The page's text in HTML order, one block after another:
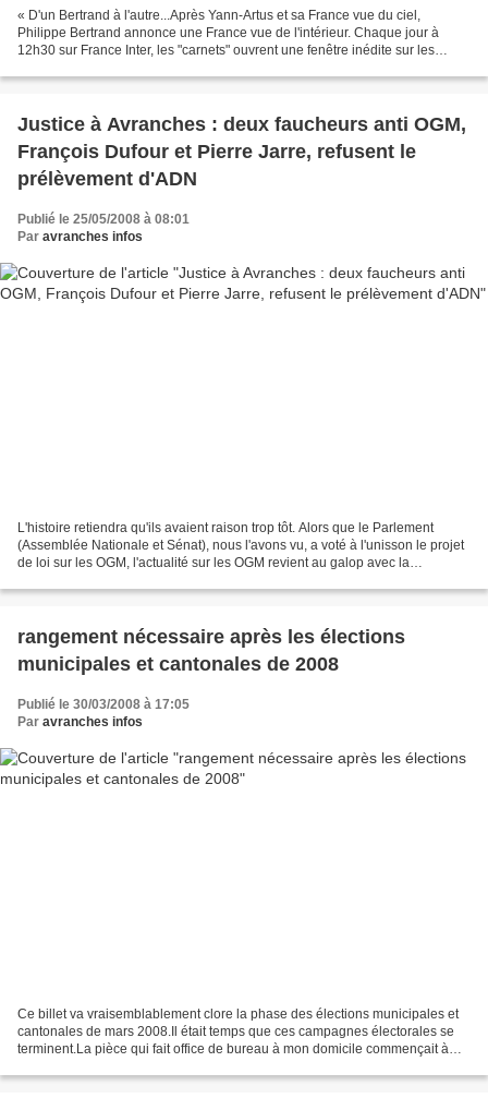
« D'un Bertrand à l'autre...Après Yann-Artus et sa France vue du ciel,
Philippe Bertrand annonce une France vue de l'intérieur. Chaque jour à
12h30 sur France Inter, les "carnets" ouvrent une fenêtre inédite sur les
Justice à Avranches : deux faucheurs anti OGM,
François Dufour et Pierre Jarre, refusent le
prélèvement d'ADN
Publié le 25/05/2008 à 08:01
Par avranches infos
L'histoire retiendra qu'ils avaient raison trop tôt. Alors que le Parlement
(Assemblée Nationale et Sénat), nous l'avons vu, a voté à l'unisson le projet
de loi sur les OGM, l'actualité sur les OGM revient au galop avec la
rangement nécessaire après les élections
municipales et cantonales de 2008
Publié le 30/03/2008 à 17:05
Par avranches infos
Ce billet va vraisemblablement clore la phase des élections municipales et
cantonales de mars 2008.Il était temps que ces campagnes électorales se
terminent.La pièce qui fait office de bureau à mon domicile commençait à